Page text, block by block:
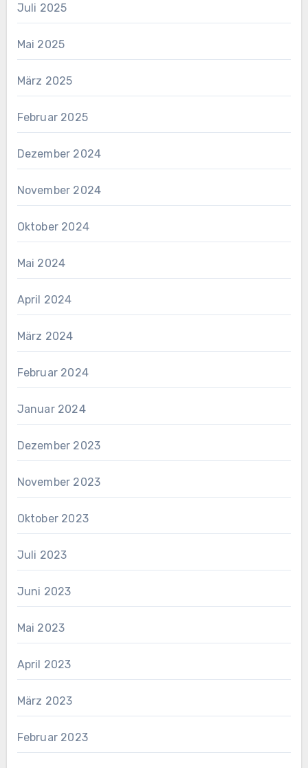
Juli 2025
Mai 2025
März 2025
Februar 2025
Dezember 2024
November 2024
Oktober 2024
Mai 2024
April 2024
März 2024
Februar 2024
Januar 2024
Dezember 2023
November 2023
Oktober 2023
Juli 2023
Juni 2023
Mai 2023
April 2023
März 2023
Februar 2023